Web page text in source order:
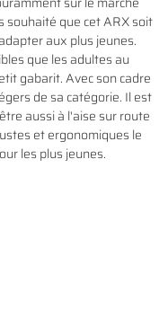
0
VOTRE PANIER
propositions commerciales à
à tout moment en
souhaité que cet ARX soit
aux plus jeunes.
que les adultes au
gabarit. Avec son cadre
de sa catégorie. Il est
aussi à l'aise sur route
et ergonomiques le
les plus jeunes.